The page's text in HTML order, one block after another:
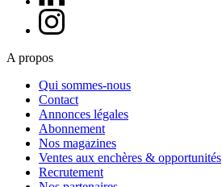
A propos
Qui sommes-nous
Contact
Annonces légales
Abonnement
Nos magazines
Ventes aux enchères & opportunités
Recrutement